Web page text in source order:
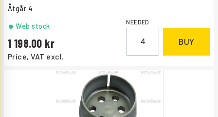
Åtgår 4
Price, VAT excl.
1 198.00
Web stock NEEDED
BUY